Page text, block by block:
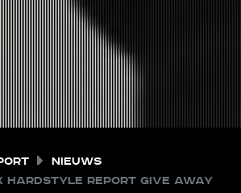
Nieuws
Report give away